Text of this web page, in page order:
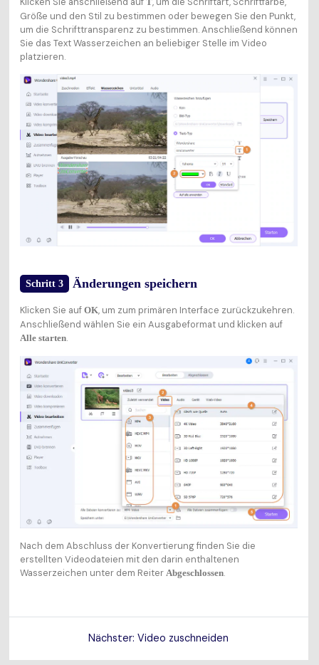
T
Größe und den Stil zu bestimmen oder bewegen Sie den Punkt,
um die Schrifttransparenz zu bestimmen. Anschließend können
Sie das Text Wasserzeichen an beliebiger Stelle im Video
platzieren.
Schritt 3 Änderungen speichern
Klicken Sie auf OK, um zum primären Interface zurückzukehren.
Anschließend wählen Sie ein Ausgabeformat und klicken auf
Alle starten.
Nach dem Abschluss der Konvertierung finden Sie die
erstellten Videodateien mit den darin enthaltenen
Wasserzeichen unter dem Reiter Abgeschlossen.
Nächster: Video zuschneiden